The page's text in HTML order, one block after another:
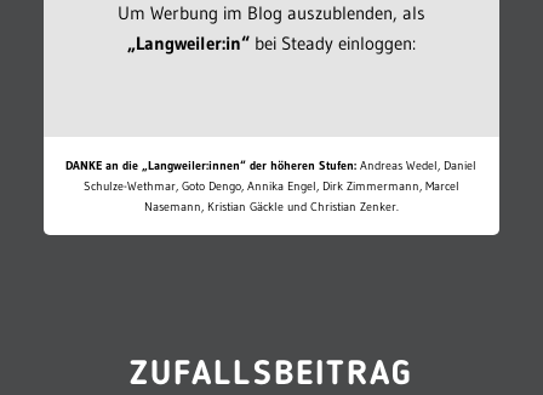
Um Werbung im Blog auszublenden, als
„Langweiler:in“bei Steady einloggen:
DANKE an die „Langweiler:innen“ der höheren Stufen: Andreas Wedel, Daniel
Schulze-Wethmar, Goto Dengo, Annika Engel, Dirk Zimmermann, Marcel
Nasemann, Kristian Gäckle und Christian Zenker.
ZUFALLSBEITRAG